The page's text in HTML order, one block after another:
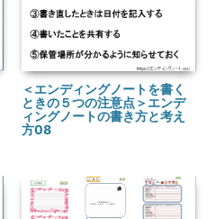
＜エンディングノートを書く
ときの５つの注意点＞エンデ
ィングノートの書き方と考え
方08